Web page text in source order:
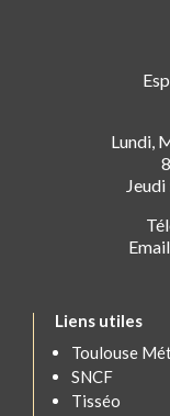
Lundi,
Liens utiles
Toulouse
SNCF
Tisséo